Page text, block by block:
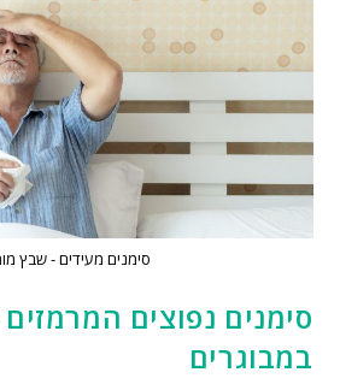
סימנים מעידים - שבץ
סימנים נפוצים
במבוגרים